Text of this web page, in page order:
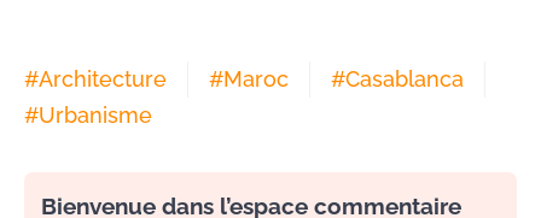
#Architecture #Maroc #Casablanca
#Urbanisme
Bienvenue dans l’espace commentaire